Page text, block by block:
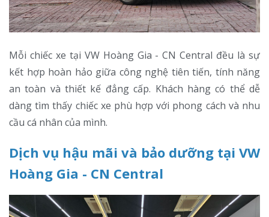
Mỗi chiếc xe tại VW Hoàng Gia - CN Central đều là sự
kết hợp hoàn hảo giữa công nghệ tiên tiến, tính năng
an toàn và thiết kế đẳng cấp. Khách hàng có thể dễ
dàng tìm thấy chiếc xe phù hợp với phong cách và nhu
cầu cá nhân của mình.
Dịch vụ hậu mãi và bảo dưỡng tại VW
Hoàng Gia - CN Central